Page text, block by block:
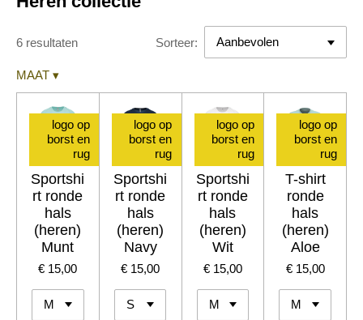
6 resultaten Sorteer:
MAAT ▾
logo op
borst en
rug
Sportshi
rt ronde
hals
(heren)
Munt
€ 15,00
logo op
borst en
rug
Sportshi
rt ronde
hals
(heren)
Navy
€ 15,00
logo op
borst en
rug
Sportshi
rt ronde
hals
(heren)
Wit
€ 15,00
logo op
borst en
rug
T-shirt
ronde
hals
(heren)
Aloe
€ 15,00